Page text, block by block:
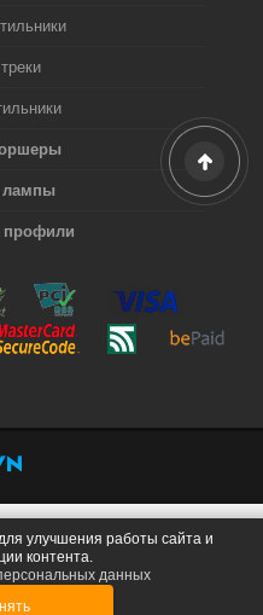
лампы
профили
улучшения работы сайта и
контента.
данных